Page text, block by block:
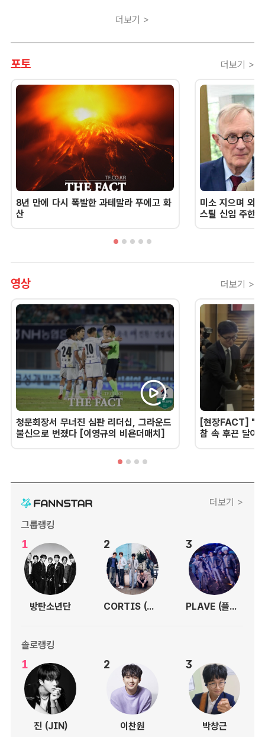
더보기 >
포토 더보기 >
8년 만에 다시 폭발한 과테말라 푸에고 화
산
미소 지으며 외
스틸 신임 주한
영상 더보기 >
청문회장서 무너진 심판 리더십, 그라운드
불신으로 번졌다 [이영규의 비욘더매치]
[현장FACT] "한
참 속 후끈 달아
더보기 >
그룹랭킹
1
방탄소년단
2
CORTIS (코르티스)
3
PLAVE (플레이브)
솔로랭킹
1
진 (JIN)
2
이찬원
3
박창근